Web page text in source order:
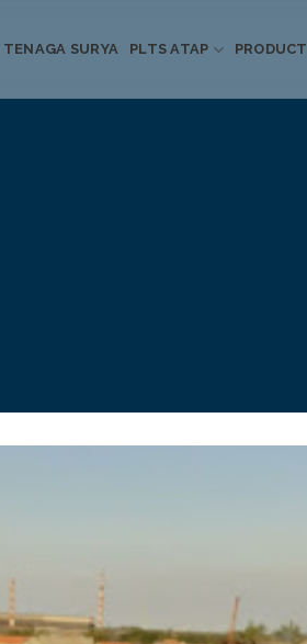
TENAGA SURYA PLTS ATAP PRODUCT
Terkini